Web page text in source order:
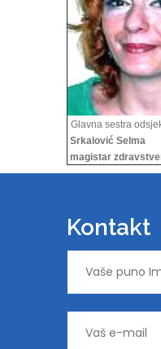
Glavna sestra
Srkalović Selma
magistar
Kontakt